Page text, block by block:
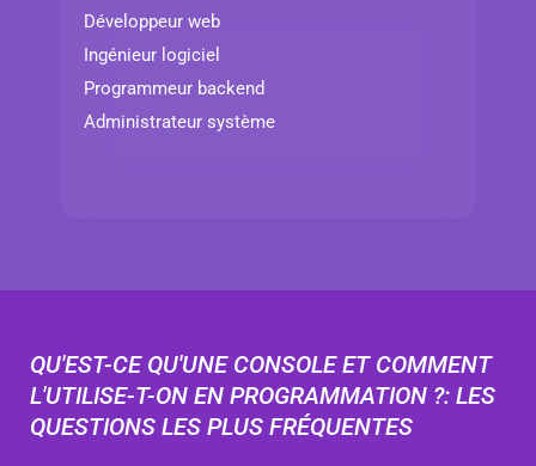
Développeur web
Ingénieur logiciel
Programmeur backend
Administrateur système
QU'EST-CE QU'UNE CONSOLE ET COMMENT
L'UTILISE-T-ON EN PROGRAMMATION ?: LES
QUESTIONS LES PLUS FRÉQUENTES